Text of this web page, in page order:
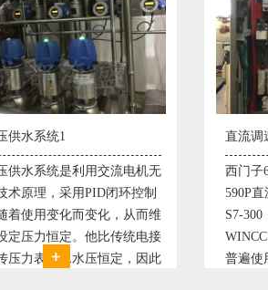
直流调速控制系统1
西门子6RA70直流驱动装置/欧陆
590P直流调速装置/可编程序控制器
S7-300，S7-400/工控机及组态软件
WINCC 冶金行业由于其控制复杂性
普遍使用直流驱动装置，图为我公司